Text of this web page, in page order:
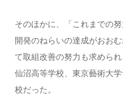
そのほかに、「これまでの
開発のねらいの達成がおお
て取組改善の努力も求めら
仙沼高等学校、東京藝術大
校だった。